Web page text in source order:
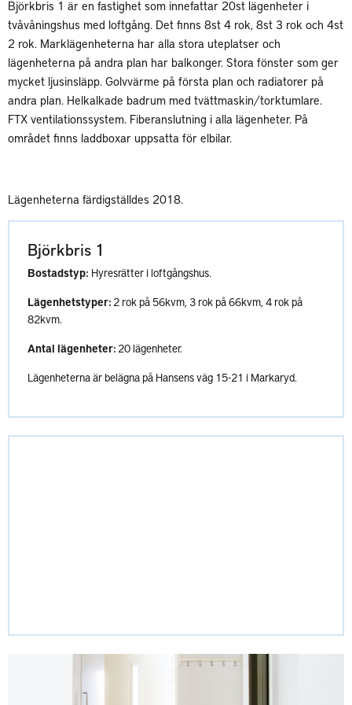
Björkbris 1 är en fastighet som innefattar 20st lägenheter i
tvåvåningshus med loftgång. Det finns 8st 4 rok, 8st 3 rok och 4st
2 rok. Marklägenheterna har alla stora uteplatser och
lägenheterna på andra plan har balkonger. Stora fönster som ger
mycket ljusinsläpp. Golvvärme på första plan och radiatorer på
andra plan. Helkalkade badrum med tvättmaskin/torktumlare.
FTX ventilationssystem. Fiberanslutning i alla lägenheter. På
området finns laddboxar uppsatta för elbilar.
Lägenheterna färdigställdes 2018.
Björkbris 1
Bostadstyp: Hyresrätter i loftgångshus.
Lägenhetstyper: 2 rok på 56kvm, 3 rok på 66kvm, 4 rok på
82kvm.
Antal lägenheter: 20 lägenheter.
Lägenheterna är belägna på Hansens väg 15-21 i Markaryd.